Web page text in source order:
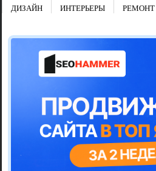
ДИЗАЙН ИНТЕРЬЕРЫ РЕМОНТ